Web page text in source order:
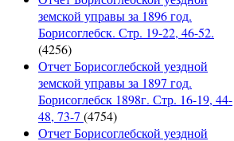
земской управы за 1896 год.
Борисоглебск. Стр. 19-22, 46-52.
(4256)
Отчет Борисоглебской уездной
земской управы за 1897 год.
Борисоглебск 1898г. Стр. 16-19, 44-
48, 73-7 (4754)
Отчет Борисоглебской уездной